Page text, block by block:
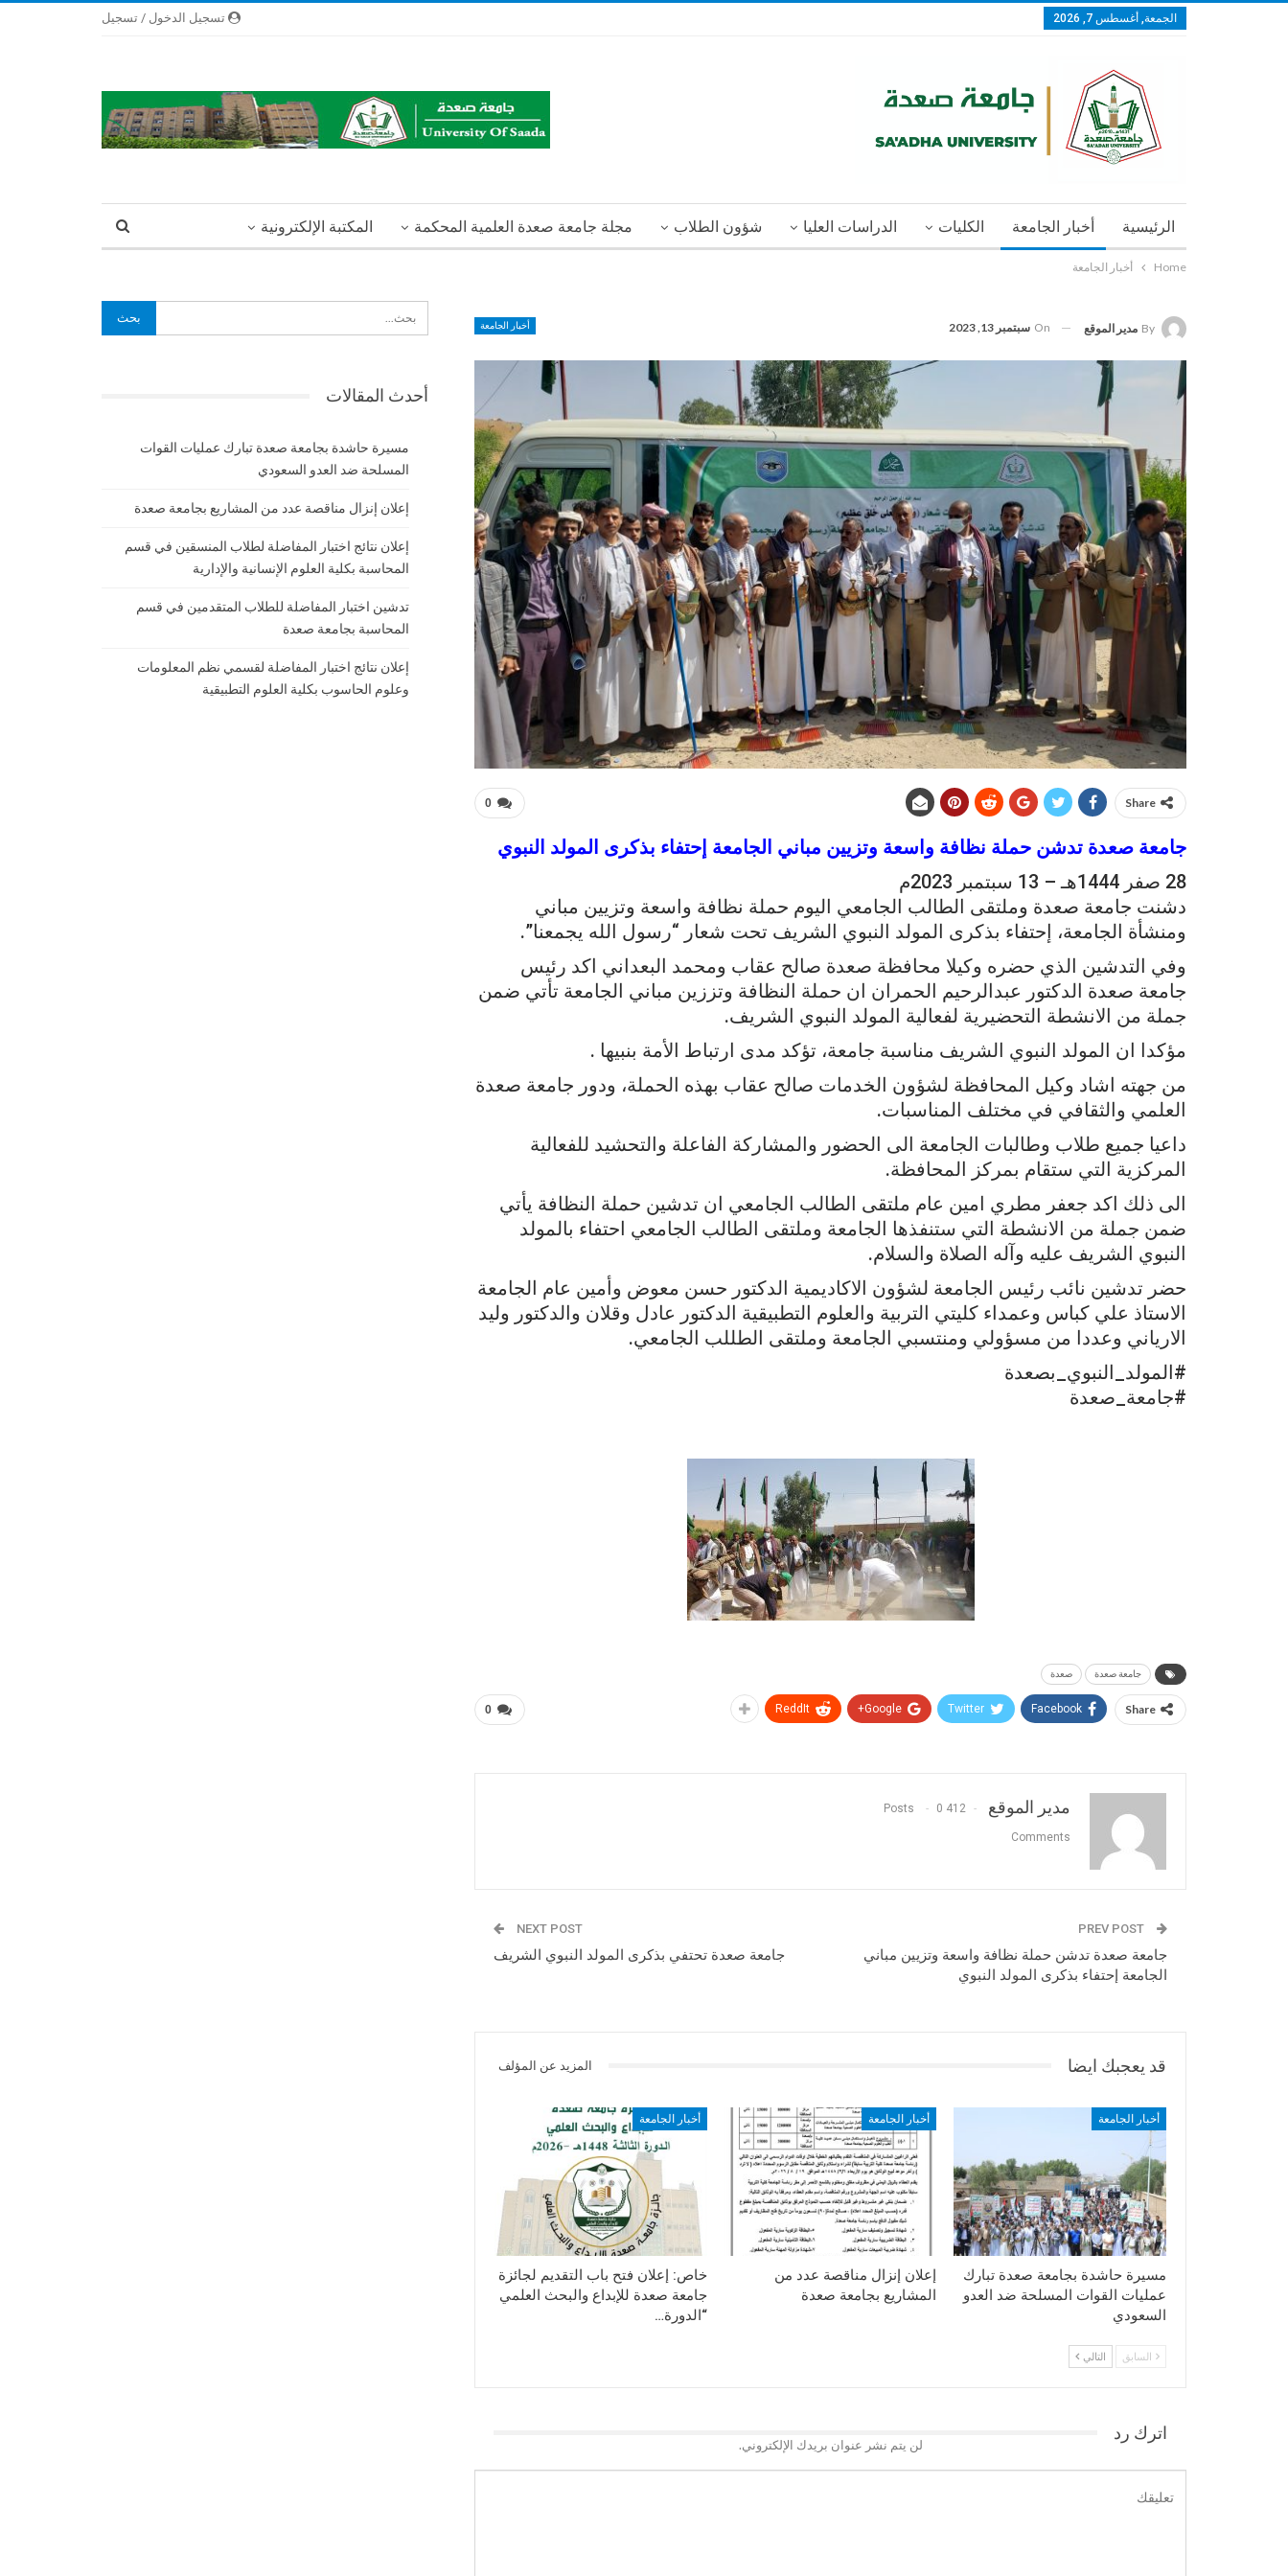
تسجيل الدخول / تسجيل الجمعة, أغسطس 7, 2026
الرئيسية أخبار الجامعة الكليات الدراسات العليا شؤون الطلاب مجلة جامعة صعدة العلمية المحكمة المكتبة الإلكترونية
Home أخبار الجامعة
أخبار الجامعة By مدير الموقع On سبتمبر 13, 2023
0 Share
جامعة صعدة تدشن حملة نظافة واسعة وتزيين مباني الجامعة إحتفاء بذكرى المولد النبوي
28 صفر 1444هـ – 13 سبتمبر 2023م
دشنت جامعة صعدة وملتقى الطالب الجامعي اليوم حملة نظافة واسعة وتزيين مباني
ومنشأة الجامعة، إحتفاء بذكرى المولد النبوي الشريف تحت شعار “رسول الله يجمعنا”.
وفي التدشين الذي حضره وكيلا محافظة صعدة صالح عقاب ومحمد البعداني اكد رئيس
جامعة صعدة الدكتور عبدالرحيم الحمران ان حملة النظافة وتززين مباني الجامعة تأتي ضمن
جملة من الانشطة التحضيرية لفعالية المولد النبوي الشريف.
مؤكدا ان المولد النبوي الشريف مناسبة جامعة، تؤكد مدى ارتباط الأمة بنبيها .
من جهته اشاد وكيل المحافظة لشؤون الخدمات صالح عقاب بهذه الحملة، ودور جامعة صعدة
العلمي والثقافي في مختلف المناسبات.
داعيا جميع طلاب وطالبات الجامعة الى الحضور والمشاركة الفاعلة والتحشيد للفعالية
المركزية التي ستقام بمركز المحافظة.
الى ذلك اكد جعفر مطري امين عام ملتقى الطالب الجامعي ان تدشين حملة النظافة يأتي
ضمن جملة من الانشطة التي ستنفذها الجامعة وملتقى الطالب الجامعي احتفاء بالمولد
النبوي الشريف عليه وآله الصلاة والسلام.
حضر تدشين نائب رئيس الجامعة لشؤون الاكاديمية الدكتور حسن معوض وأمين عام الجامعة
الاستاذ علي كباس وعمداء كليتي التربية والعلوم التطبيقية الدكتور عادل وقلان والدكتور وليد
الارياني وعددا من مسؤولي ومنتسبي الجامعة وملتقى الطللب الجامعي.
#المولد_النبوي_بصعدة
#جامعة_صعدة
جامعة صعدة صعدة
0 Share
Facebook
Twitter
Google+
ReddIt
مدير الموقع 412 Posts
0
Comments
جامعة صعدة تدشن حملة نظافة واسعة وتزيين مباني
الجامعة إحتفاء بذكرى المولد النبوي
NEXT POST
جامعة صعدة تحتفي بذكرى المولد النبوي الشريف
قد يعجبك ايضا المزيد عن المؤلف
أخبار الجامعة
مسيرة حاشدة بجامعة صعدة تبارك
عمليات القوات المسلحة ضد العدو
السعودي
أخبار الجامعة
إعلان إنزال مناقصة عدد من
المشاريع بجامعة صعدة
أخبار الجامعة
خاص: إعلان فتح باب التقديم لجائزة
جامعة صعدة للإبداع والبحث العلمي
“الدورة…
السابق التالي
اترك رد
لن يتم نشر عنوان بريدك الإلكتروني.
أحدث المقالات
مسيرة حاشدة بجامعة صعدة تبارك عمليات القوات
المسلحة ضد العدو السعودي
إعلان إنزال مناقصة عدد من المشاريع بجامعة صعدة
إعلان نتائج اختبار المفاضلة لطلاب المنسقين في قسم
المحاسبة بكلية العلوم الإنسانية والإدارية
تدشين اختبار المفاضلة للطلاب المتقدمين في قسم
المحاسبة بجامعة صعدة
إعلان نتائج اختبار المفاضلة لقسمي نظم المعلومات
وعلوم الحاسوب بكلية العلوم التطبيقية